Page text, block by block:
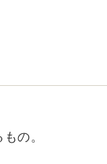
の。